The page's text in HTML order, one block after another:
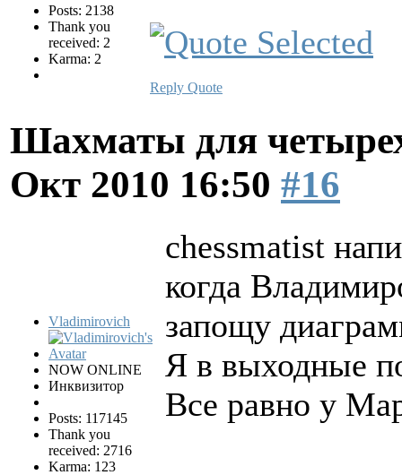
Posts: 2138
Thank you
received: 2
Karma: 2
Reply Quote
Шахматы для
Окт 2010 16:50 #16
Vladimirovich
NOW ONLINE
Инквизитор
Posts: 117145
Thank you
received: 2716
Karma: 123
chessmatist
когда
запощу
Я в выходные
Все равно у